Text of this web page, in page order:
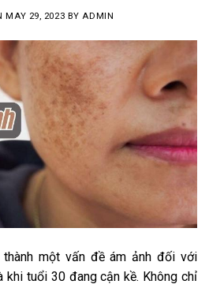
MAY 29, 2023 BY ADMIN
một vấn đề ám ảnh đối với
khi tuổi 30 đang cận kề. Không chỉ